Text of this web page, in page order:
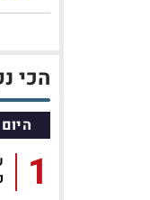
הכי
היום
1